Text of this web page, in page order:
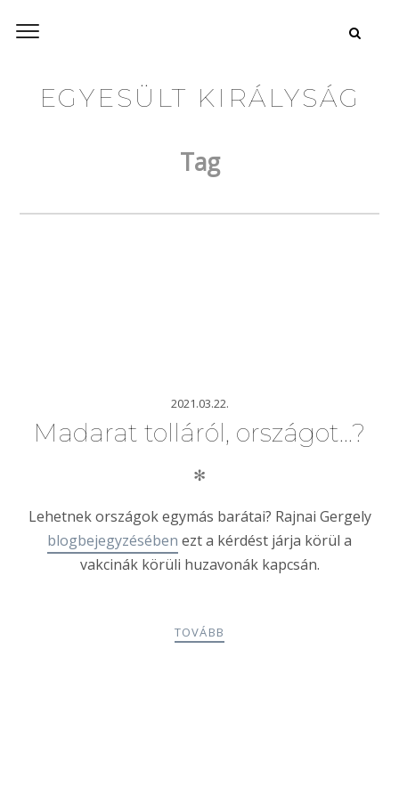
EGYESÜLT KIRÁLYSÁG
Tag
2021.03.22.
Madarat tolláról, országot…?
✻
Lehetnek országok egymás barátai? Rajnai Gergely
blogbejegyzésében ezt a kérdést járja körül a
vakcinák körüli huzavonák kapcsán.
TOVÁBB